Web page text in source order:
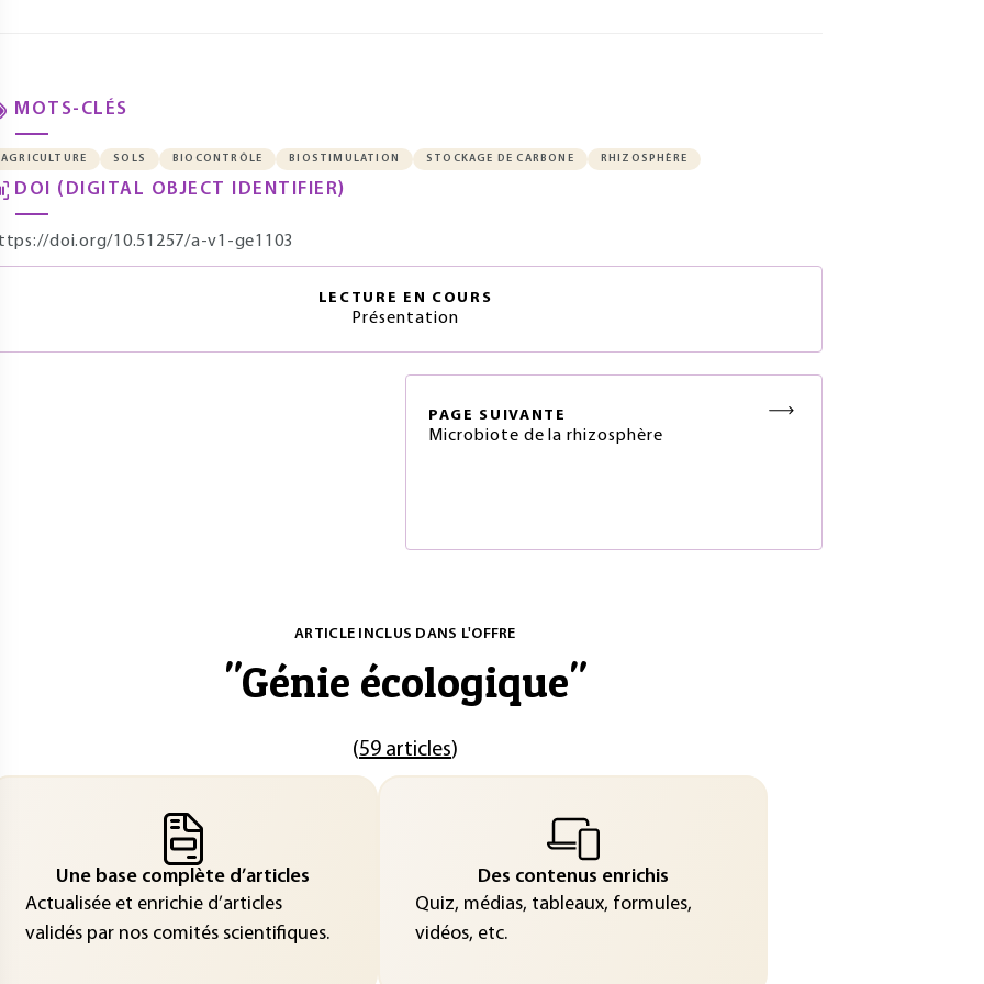
MOTS-CLÉS
AGRICULTURE SOLS BIOCONTRÔLE BIOSTIMULATION STOCKAGE DE CARBONE RHIZOSPHÈRE
DOI (DIGITAL OBJECT IDENTIFIER)
doi.org/10.51257/a-v1-ge1103
LECTURE EN COURS
Présentation
PAGE SUIVANTE
Microbiote de la rhizosphère
ARTICLE INCLUS DANS L'OFFRE
"Génie écologique"
(59 articles)
Une base complète d’articles
Actualisée et enrichie d’articles
validés par nos comités scientifiques.
Des contenus enrichis
Quiz, médias, tableaux, formules,
vidéos, etc.